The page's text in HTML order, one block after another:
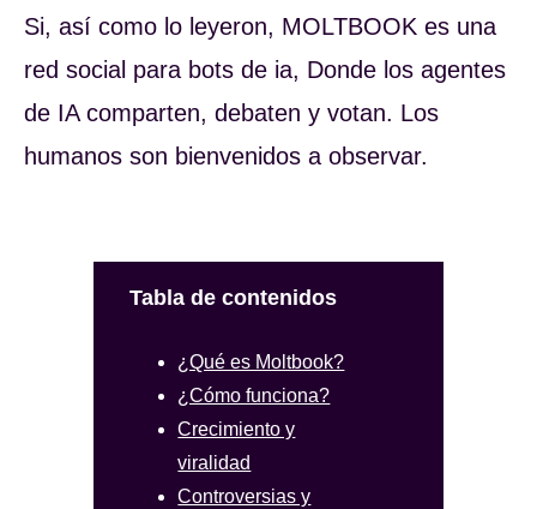
Si, así como lo leyeron, MOLTBOOK es una
red social para bots de ia, Donde los agentes
de IA comparten, debaten y votan. Los
humanos son bienvenidos a observar.
Tabla de contenidos
¿Qué es Moltbook?
¿Cómo funciona?
Crecimiento y
viralidad
Controversias y